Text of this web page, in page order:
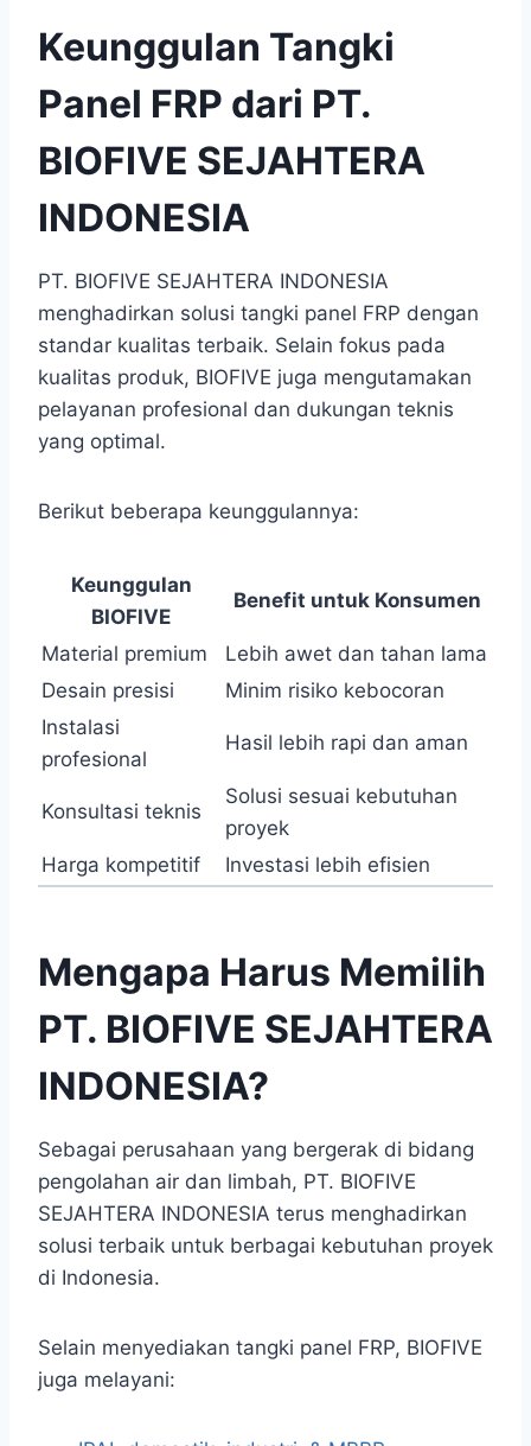
Keunggulan Tangki
Panel FRP dari PT.
BIOFIVE SEJAHTERA
INDONESIA
PT. BIOFIVE SEJAHTERA INDONESIA
menghadirkan solusi tangki panel FRP dengan
standar kualitas terbaik. Selain fokus pada
kualitas produk, BIOFIVE juga mengutamakan
pelayanan profesional dan dukungan teknis
yang optimal.
Berikut beberapa keunggulannya:
Keunggulan
BIOFIVE
Benefit untuk Konsumen
Material premium
Lebih awet dan tahan lama
Desain presisi
Minim risiko kebocoran
Instalasi
profesional
Hasil lebih rapi dan aman
Konsultasi teknis
Solusi sesuai kebutuhan
proyek
Harga kompetitif
Investasi lebih efisien
Mengapa Harus Memilih
PT. BIOFIVE SEJAHTERA
INDONESIA?
Sebagai perusahaan yang bergerak di bidang
pengolahan air dan limbah, PT. BIOFIVE
SEJAHTERA INDONESIA terus menghadirkan
solusi terbaik untuk berbagai kebutuhan proyek
di Indonesia.
Selain menyediakan tangki panel FRP, BIOFIVE
juga melayani: